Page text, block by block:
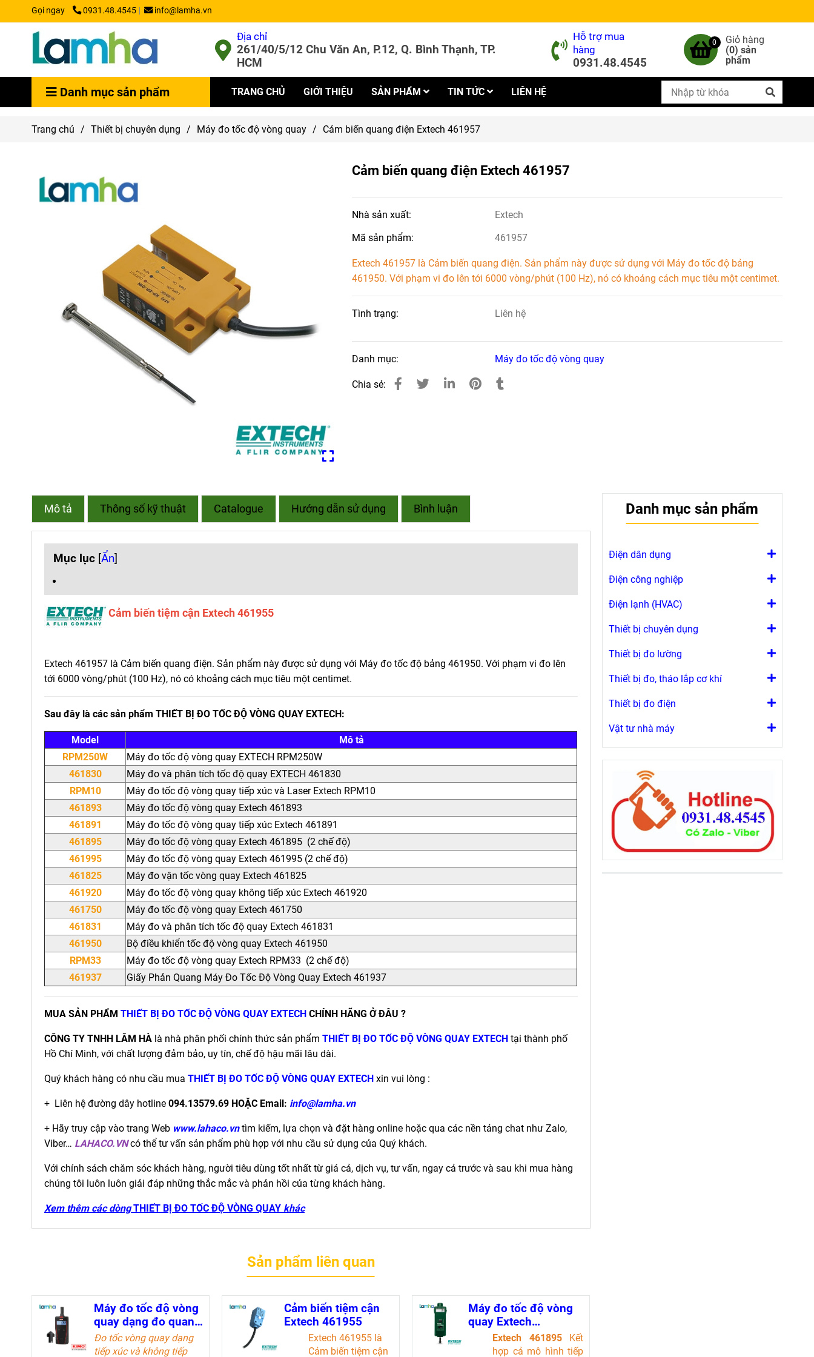
Gọi ngay 0931.48.4545 info@lamha.vn
Địa chỉ
261/40/5/12 Chu Văn An, P.12, Q. Bình Thạnh, TP.
HCM
Hỗ trợ mua
hàng
0931.48.4545
0
Giỏ hàng
(0) sản
phẩm
Danh mục sản phẩm TRANG CHỦ GIỚI THIỆU SẢN PHẨM TIN TỨC LIÊN HỆ
Trang chủ / Thiết bị chuyên dụng / Máy đo tốc độ vòng quay / Cảm biến quang điện Extech 461957
Cảm biến quang điện Extech 461957
Nhà sản xuất:
Extech
Mã sản phẩm:
461957
Extech 461957 là Cảm biến quang điện. Sản phẩm này được sử dụng với Máy đo tốc độ bảng
461950. Với phạm vi đo lên tới 6000 vòng/phút (100 Hz), nó có khoảng cách mục tiêu một centimet.
Tình trạng: Liên hệ
Danh mục: Máy đo tốc độ vòng quay
Chia sẻ:
Mô tả Thông số kỹ thuật Catalogue Hướng dẫn sử dụng Bình luận
Mục lục [Ẩn]
Cảm biến tiệm cận Extech 461955
Extech 461957 là Cảm biến quang điện. Sản phẩm này được sử dụng với Máy đo tốc độ bảng 461950. Với phạm vi đo lên
tới 6000 vòng/phút (100 Hz), nó có khoảng cách mục tiêu một centimet.
Sau đây là các sản phẩm THIẾT BỊ ĐO TỐC ĐỘ VÒNG QUAY EXTECH:
Model
Mô tả
RPM250W
Máy đo tốc độ vòng quay EXTECH RPM250W
461830
Máy đo và phân tích tốc độ quay EXTECH 461830
RPM10
Máy đo tốc độ vòng quay tiếp xúc và Laser Extech RPM10
461893
Máy đo tốc độ vòng quay Extech 461893
461891
Máy đo tốc độ vòng quay tiếp xúc Extech 461891
461895
Máy đo tốc độ vòng quay Extech 461895 (2 chế độ)
461995
Máy đo tốc độ vòng quay Extech 461995 (2 chế độ)
461825
Máy đo vận tốc vòng quay Extech 461825
461920
Máy đo tốc độ vòng quay không tiếp xúc Extech 461920
461750
Máy đo tốc độ vòng quay Extech 461750
461831
Máy đo và phân tích tốc độ quay Extech 461831
461950
Bộ điều khiển tốc độ vòng quay Extech 461950
RPM33
Máy đo tốc độ vòng quay Extech RPM33 (2 chế độ)
461937
Giấy Phản Quang Máy Đo Tốc Độ Vòng Quay Extech 461937
MUA SẢN PHẨM THIẾT BỊ ĐO TỐC ĐỘ VÒNG QUAY EXTECH CHÍNH HÃNG Ở ĐÂU ?
CÔNG TY TNHH LÂM HÀ là nhà phân phối chính thức sản phẩm THIẾT BỊ ĐO TỐC ĐỘ VÒNG QUAY EXTECH tại thành phố
Hồ Chí Minh, với chất lượng đảm bảo, uy tín, chế độ hậu mãi lâu dài.
Quý khách hàng có nhu cầu mua THIẾT BỊ ĐO TỐC ĐỘ VÒNG QUAY EXTECH xin vui lòng :
+ Liên hệ đường dây hotline 094.13579.69 HOẶC Email: info@lamha.vn
+ Hãy truy cập vào trang Web www.lahaco.vntìm kiếm, lựa chọn và đặt hàng online hoặc qua các nền tảng chat như Zalo,
Viber… LAHACO.VNcó thể tư vấn sản phẩm phù hợp với nhu cầu sử dụng của Quý khách.
Với chính sách chăm sóc khách hàng, người tiêu dùng tốt nhất từ giá cả, dịch vụ, tư vấn, ngay cả trước và sau khi mua hàng
chúng tôi luôn luôn giải đáp những thắc mắc và phản hồi của từng khách hàng.
Xem thêm các dòngTHIẾT BỊ ĐO TỐC ĐỘ VÒNG QUAY khác
Sản phẩm liên quan
Máy đo tốc độ vòng
quay dạng đo quang
và đo tiếp xúc KIMO
CT50
Đo tốc vòng quay dạng
tiếp xúc và không tiếp
Cảm biến tiệm cận
Extech 461955
Extech 461955 là
Cảm biến tiệm cận
Máy đo tốc độ vòng
quay Extech
461895 (2 chế độ)
Extech 461895 Kết
hợp cả mô hình tiếp
Danh mục sản phẩm
Điện dân dụng
Điện công nghiệp
Điện lạnh (HVAC)
Thiết bị chuyên dụng
Thiết bị đo lường
Thiết bị đo, tháo lắp cơ khí
Thiết bị đo điện
Vật tư nhà máy